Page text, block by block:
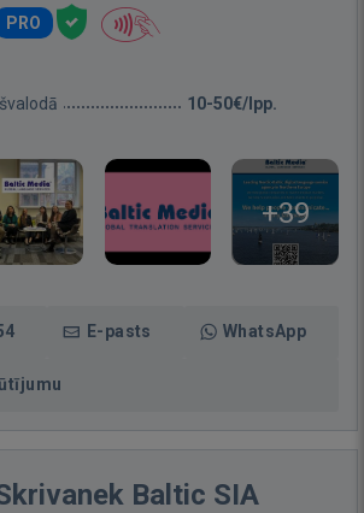
PRO
10-50€/lpp.
+39
E-pasts WhatsApp
Baltic SIA